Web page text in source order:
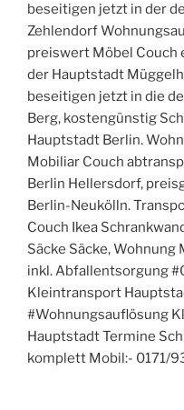
beseitigen jetzt in der
Zehlendorf
preiswert Möbel Couch
der Hauptstadt
beseitigen jetzt in die
Berg, kostengünstig
Hauptstadt Berlin.
Mobiliar Couch
Berlin Hellersdorf,
Berlin-Neukölln.
Couch Ikea
Säcke Säcke,
inkl. Abfallentsorgung
Kleintransport
#Wohnungsauflösung
Hauptstadt Termine
komplett Mobil:- 0171/